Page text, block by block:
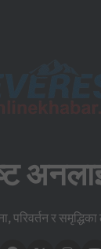
परिवर्तन र